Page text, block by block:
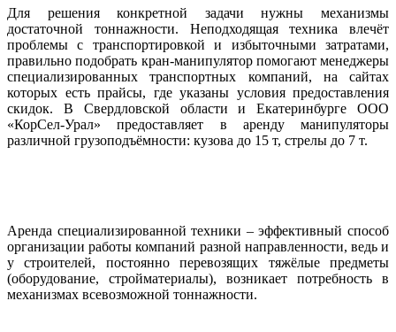
Для решения конкретной задачи нужны механизмы
достаточной тоннажности. Неподходящая техника влечёт
проблемы с транспортировкой и избыточными затратами,
правильно подобрать кран-манипулятор помогают менеджеры
специализированных транспортных компаний, на сайтах
которых есть прайсы, где указаны условия предоставления
скидок. В Свердловской области и Екатеринбурге ООО
«КорСел-Урал» предоставляет в аренду манипуляторы
различной грузоподъёмности: кузова до 15 т, стрелы до 7 т.
Аренда специализированной техники – эффективный способ
организации работы компаний разной направленности, ведь и
у строителей, постоянно перевозящих тяжёлые предметы
(оборудование, стройматериалы), возникает потребность в
механизмах всевозможной тоннажности.